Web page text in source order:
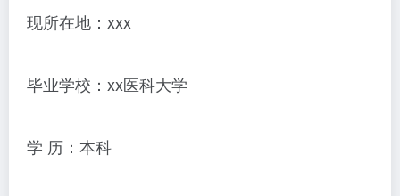
现所在地：xxx
毕业学校：xx医科大学
学 历：本科